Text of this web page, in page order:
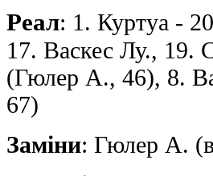
Реал: 1. Куртуа -
17. Васкес Лу., 19.
(Гюлер А., 46), 8.
67)
Заміни: Гюлер А.